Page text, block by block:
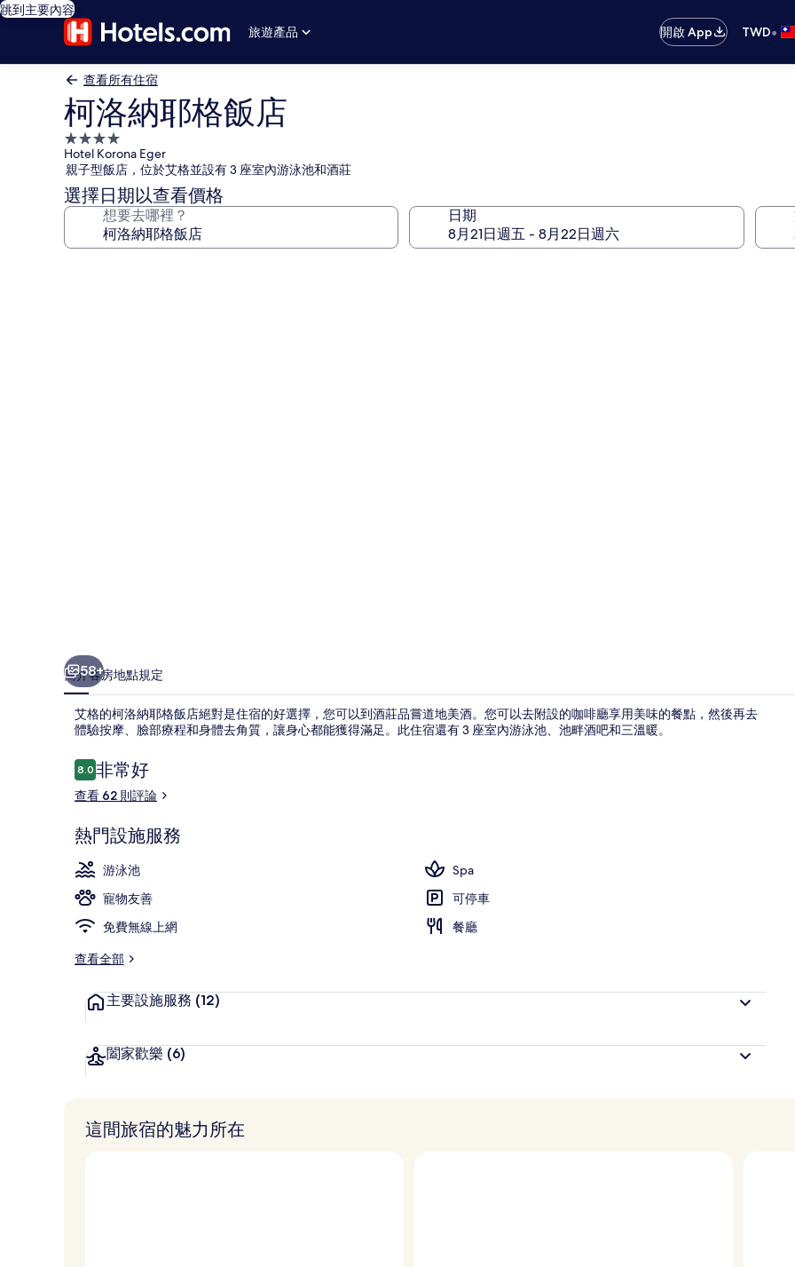
跳到主要內容
旅遊產品
開啟 App TWD•
查看所有住宿
柯洛納耶格飯店
4.0
星
級
住
宿
Hotel Korona Eger
親子型飯店，位於艾格並設有 3 座室內游泳池和酒莊
選擇日期以查看價格
想要去哪裡？ 日期
美體療程
58+
簡介客房地點規定
艾格的柯洛納耶格飯店絕對是住宿的好選擇，您可以到酒莊品嘗道地美酒。您可以去附設的咖啡廳享用美味的餐點，然後再去
體驗按摩、臉部療程和身體去角質，讓身心都能獲得滿足。此住宿還有 3 座室內游泳池、池畔酒吧和三溫暖。
評
論
8.08.0 分，滿分 10 分，
非常好
查看 62 則評論
熱門設施服務
游泳池
Spa
寵物友善
可停車
免費無線上網
餐廳
查看全部
主要設施服務 (12)
闔家歡樂 (6)
這間旅宿的魅力所在